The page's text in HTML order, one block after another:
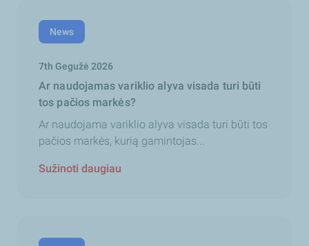
News
7th Gegužė 2026
Ar naudojamas variklio alyva visada turi būti
tos pačios markės?
Ar naudojama variklio alyva visada turi būti tos
pačios markės, kurią gamintojas...
Sužinoti daugiau